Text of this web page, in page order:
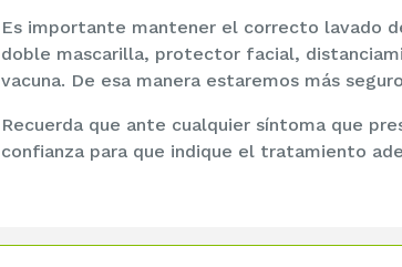
Es importante mantener el correcto lavado
doble mascarilla, protector facial,
vacuna. De esa manera estaremos más
Recuerda que ante cualquier síntoma que
confianza para que indique el tratamiento